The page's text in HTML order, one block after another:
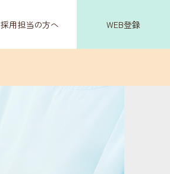
採用担当の方へ WEB登録